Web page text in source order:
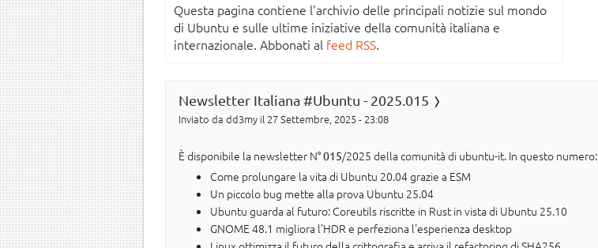
Questa pagina contiene l'archivio delle principali notizie sul mondo
di Ubuntu e sulle ultime iniziative della comunità italiana e
internazionale. Abbonati al feed RSS.
Newsletter Italiana #Ubuntu - 2025.015
Inviato da dd3my il 27 Settembre, 2025 - 23:08
È disponibile la newsletter N°015/2025 della comunità di ubuntu-it. In questo numero:
Come prolungare la vita di Ubuntu 20.04 grazie a ESM
Un piccolo bug mette alla prova Ubuntu 25.04
Ubuntu guarda al futuro: Coreutils riscritte in Rust in vista di Ubuntu 25.10
GNOME 48.1 migliora l'HDR e perfeziona l'esperienza desktop